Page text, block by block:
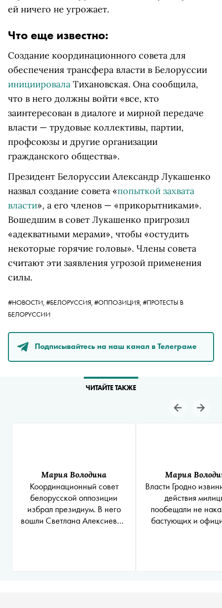
ей ничего не угрожает.
Что еще известно:
Создание координационного совета для
обеспечения трансфера власти в Белоруссии
инициировала Тихановская. Она сообщила,
что в него должны войти «все, кто
заинтересован в диалоге и мирной передаче
власти — трудовые коллективы, партии,
профсоюзы и другие организации
гражданского общества».
Президент Белоруссии Александр Лукашенко
назвал создание совета «попыткой захвата
власти», а его членов — «прикорытниками».
Вошедшим в совет Лукашенко пригрозил
«адекватными мерами», чтобы «остудить
некоторые горячие головы». Члены совета
считают эти заявления угрозой применения
силы.
#НОВОСТИ, #БЕЛОРУССИЯ, #ОППОЗИЦИЯ, #ПРОТЕСТЫ В
БЕЛОРУССИИ
Подписывайтесь на наш канал в Телеграме
ЧИТАЙТЕ ТАКЖЕ
Мария Володина
Координационный совет
белорусской оппозиции
избрал президиум. В него
вошли Светлана Алексиевич,
Мария
Власти Гродно
действия
пообещали не
бастующих и